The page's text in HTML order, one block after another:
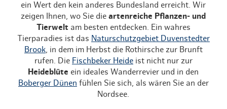
ein Wert den kein anderes Bundesland erreicht. Wir
zeigen Ihnen, wo Sie dieartenreiche Pflanzen- und
Tierweltam besten entdecken. Ein wahres
Tierparadies ist das Naturschutzgebiet Duvenstedter
Brook, in dem im Herbst die Rothirsche zur Brunft
rufen. Die Fischbeker Heideist nicht nur zur
Heideblüte ein ideales Wanderrevier und in den
Boberger Dünen fühlen Sie sich, als wären Sie an der
Nordsee.